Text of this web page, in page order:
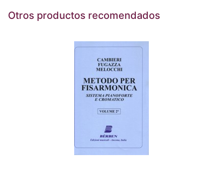
Otros productos recomendados